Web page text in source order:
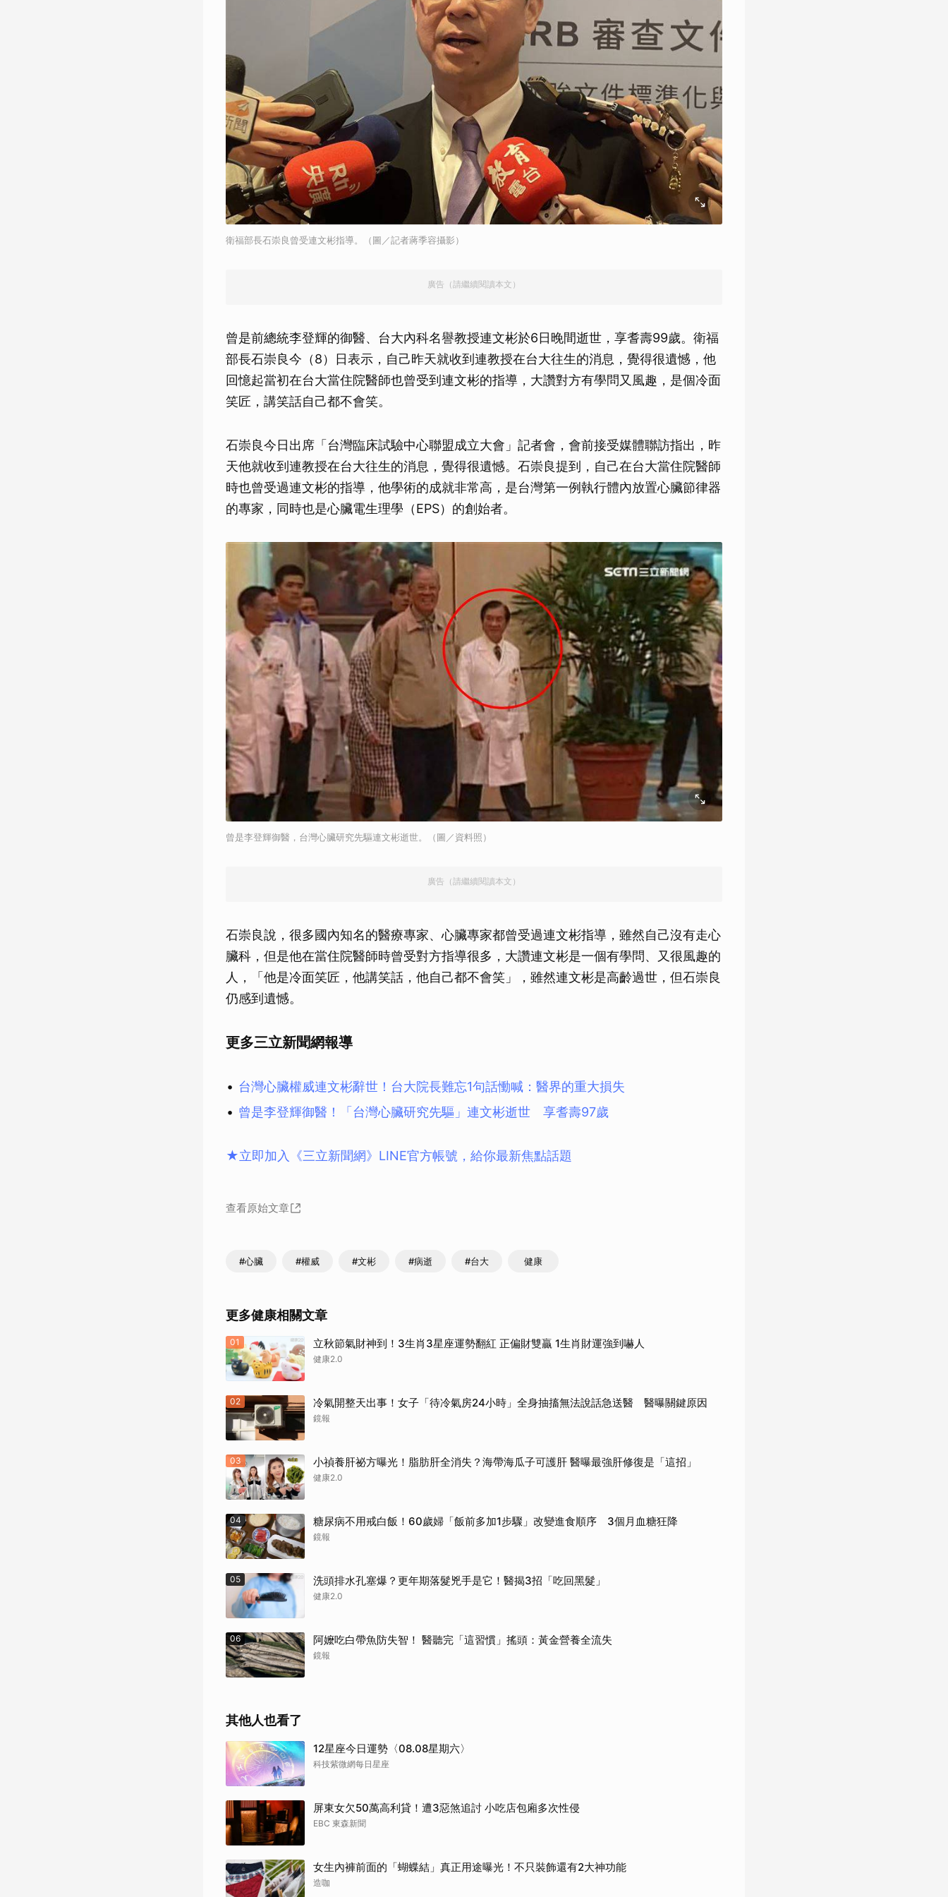
衛福部長石崇良曾受連文彬指導。（圖／記者蔣季容攝影）
廣告（請繼續閱讀本文）
曾是前總統李登輝的御醫、台大內科名譽教授連文彬於6日晚間逝世，享耆壽99歲。衛福
部長石崇良今（8）日表示，自己昨天就收到連教授在台大往生的消息，覺得很遺憾，他
回憶起當初在台大當住院醫師也曾受到連文彬的指導，大讚對方有學問又風趣，是個冷面
笑匠，講笑話自己都不會笑。
石崇良今日出席「台灣臨床試驗中心聯盟成立大會」記者會，會前接受媒體聯訪指出，昨
天他就收到連教授在台大往生的消息，覺得很遺憾。石崇良提到，自己在台大當住院醫師
時也曾受過連文彬的指導，他學術的成就非常高，是台灣第一例執行體內放置心臟節律器
的專家，同時也是心臟電生理學（EPS）的創始者。
曾是李登輝御醫，台灣心臟研究先驅連文彬逝世。（圖／資料照）
廣告（請繼續閱讀本文）
石崇良說，很多國內知名的醫療專家、心臟專家都曾受過連文彬指導，雖然自己沒有走心
臟科，但是他在當住院醫師時曾受對方指導很多，大讚連文彬是一個有學問、又很風趣的
人，「他是冷面笑匠，他講笑話，他自己都不會笑」，雖然連文彬是高齡過世，但石崇良
仍感到遺憾。
更多三立新聞網報導
台灣心臟權威連文彬辭世！台大院長難忘1句話慟喊：醫界的重大損失
曾是李登輝御醫！「台灣心臟研究先驅」連文彬逝世 享耆壽97歲
★立即加入《三立新聞網》LINE官方帳號，給你最新焦點話題
查看原始文章
#心臟 #權威 #文彬 #病逝 #台大 健康
更多健康相關文章
01 立秋節氣財神到！3生肖3星座運勢翻紅 正偏財雙贏 1生肖財運強到嚇人
健康2.0
02 冷氣開整天出事！女子「待冷氣房24小時」全身抽搐無法說話急送醫 醫曝關鍵原因
鏡報
03 小禎養肝祕方曝光！脂肪肝全消失？海帶海瓜子可護肝 醫曝最強肝修復是「這招」
健康2.0
04 糖尿病不用戒白飯！60歲婦「飯前多加1步驟」改變進食順序 3個月血糖狂降
鏡報
05 洗頭排水孔塞爆？更年期落髮兇手是它！醫揭3招「吃回黑髮」
健康2.0
06 阿嬤吃白帶魚防失智！ 醫聽完「這習慣」搖頭：黃金營養全流失
鏡報
其他人也看了
12星座今日運勢〈08.08星期六〉
科技紫微網每日星座
屏東女欠50萬高利貸！遭3惡煞追討 小吃店包廂多次性侵
EBC 東森新聞
女生內褲前面的「蝴蝶結」真正用途曝光！不只裝飾還有2大神功能
造咖
取消